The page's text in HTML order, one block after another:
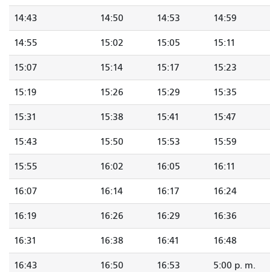
14:43 14:50 14:53 14:59
14:55 15:02 15:05 15:11
15:07 15:14 15:17 15:23
15:19 15:26 15:29 15:35
15:31 15:38 15:41 15:47
15:43 15:50 15:53 15:59
15:55 16:02 16:05 16:11
16:07 16:14 16:17 16:24
16:19 16:26 16:29 16:36
16:31 16:38 16:41 16:48
16:43 16:50 16:53 5:00 p. m.